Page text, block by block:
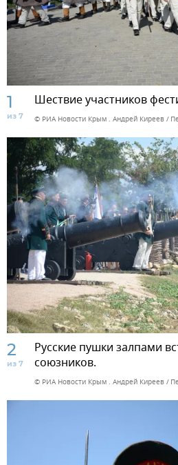
1
из 7
Шествие участников
© РИА Новости Крым . Андрей Киреев
2
из 7
Русские пушки залпами
союзников.
© РИА Новости Крым . Андрей Киреев